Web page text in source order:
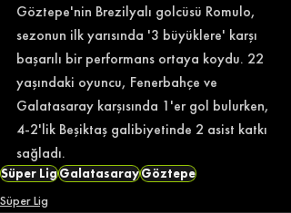
Göztepe'nin Brezilyalı golcüsü Romulo,
sezonun ilk yarısında '3 büyüklere' karşı
başarılı bir performans ortaya koydu. 22
yaşındaki oyuncu, Fenerbahçe ve
Galatasaray karşısında 1'er gol bulurken,
4-2'lik Beşiktaş galibiyetinde 2 asist katkı
sağladı.
Süper LigGalatasarayGöztepe
Süper Lig